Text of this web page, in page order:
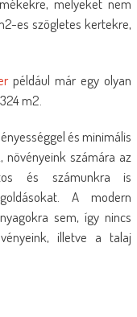
melyeket nem
es szögletes kertekre,
például már egy olyan
m2.
és minimális
számára az
és számunkra is
A modern
sem, így nincs
illetve a talaj